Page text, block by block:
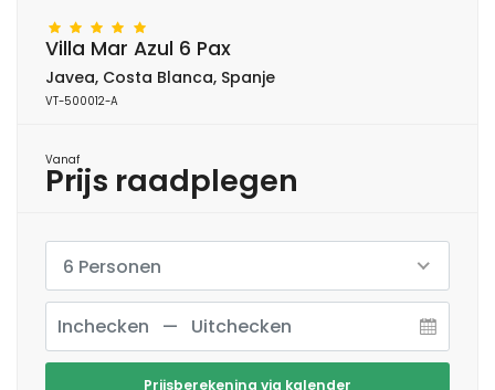
Villa Mar Azul 6 Pax
Javea, Costa Blanca, Spanje
VT-500012-A
Vanaf
Prijs raadplegen
6 Personen
Prijsberekening via kalender